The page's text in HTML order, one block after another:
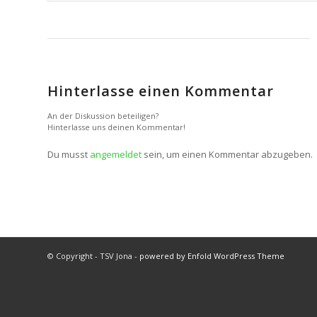
Hinterlasse einen Kommentar
An der Diskussion beteiligen?
Hinterlasse uns deinen Kommentar!
Du musst angemeldet sein, um einen Kommentar abzugeben.
© Copyright - TSV Jona - powered by Enfold WordPress Theme